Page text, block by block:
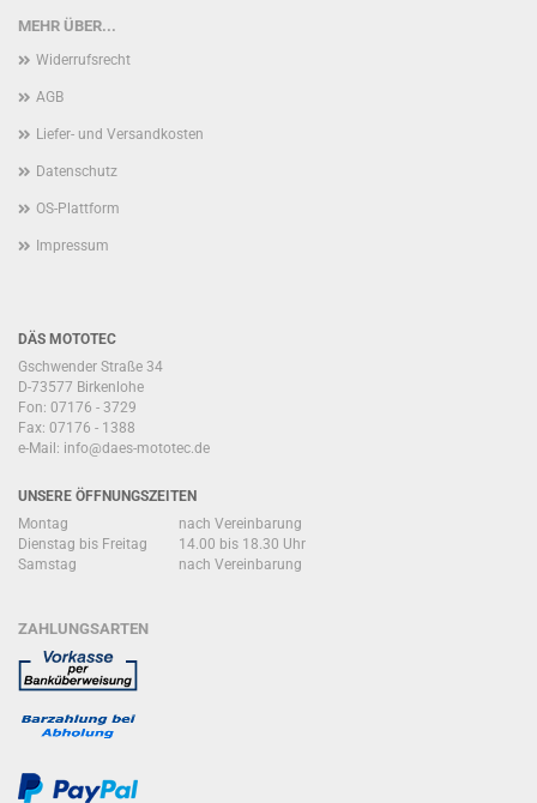
MEHR ÜBER...
Widerrufsrecht
AGB
Liefer- und Versandkosten
Datenschutz
OS-Plattform
Impressum
DÄS MOTOTEC
Gschwender Straße 34
D-73577 Birkenlohe
Fon: 07176 - 3729
Fax: 07176 - 1388
e-Mail: info@daes-mototec.de
UNSERE ÖFFNUNGSZEITEN
Montag
nach Vereinbarung
Dienstag bis Freitag
14.00 bis 18.30 Uhr
Samstag
nach Vereinbarung
ZAHLUNGSARTEN